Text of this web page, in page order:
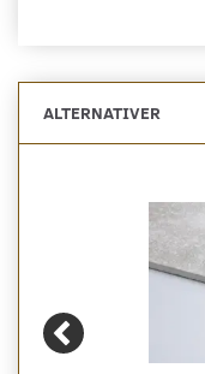
ALTERNATIVER